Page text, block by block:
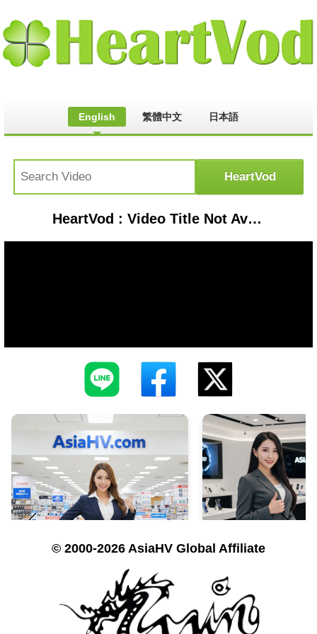
English 繁體中文 日本語
HeartVod : Video Title Not Available
© 2000-2026 AsiaHV Global Affiliate